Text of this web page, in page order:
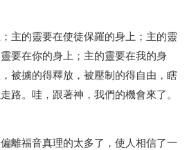
主的靈要在使徒保羅的身上；主的靈
要在你的身上；主的靈要在我的身
被擄的得釋放，被壓制的得自由，瞎
路。哇，跟著神，我們的機會來了。
離福音真理的太多了，使人相信了一